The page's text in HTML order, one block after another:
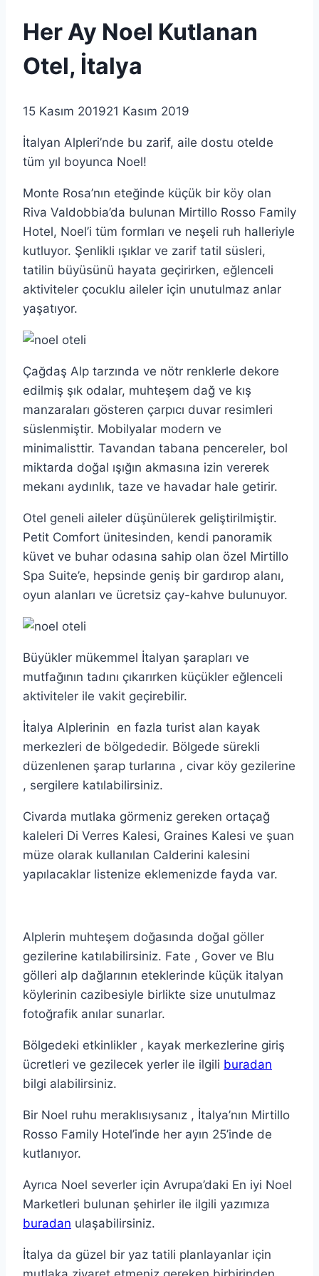
Her Ay Noel Kutlanan
Otel, İtalya
15 Kasım 201921 Kasım 2019
İtalyan Alpleri’nde bu zarif, aile dostu otelde
tüm yıl boyunca Noel!
Monte Rosa’nın eteğinde küçük bir köy olan
Riva Valdobbia’da bulunan Mirtillo Rosso Family
Hotel, Noel’i tüm formları ve neşeli ruh halleriyle
kutluyor. Şenlikli ışıklar ve zarif tatil süsleri,
tatilin büyüsünü hayata geçirirken, eğlenceli
aktiviteler çocuklu aileler için unutulmaz anlar
yaşatıyor.
Çağdaş Alp tarzında ve nötr renklerle dekore
edilmiş şık odalar, muhteşem dağ ve kış
manzaraları gösteren çarpıcı duvar resimleri
süslenmiştir. Mobilyalar modern ve
minimalisttir. Tavandan tabana pencereler, bol
miktarda doğal ışığın akmasına izin vererek
mekanı aydınlık, taze ve havadar hale getirir.
Otel geneli aileler düşünülerek geliştirilmiştir.
Petit Comfort ünitesinden, kendi panoramik
küvet ve buhar odasına sahip olan özel Mirtillo
Spa Suite’e, hepsinde geniş bir gardırop alanı,
oyun alanları ve ücretsiz çay-kahve bulunuyor.
Büyükler mükemmel İtalyan şarapları ve
mutfağının tadını çıkarırken küçükler eğlenceli
aktiviteler ile vakit geçirebilir.
İtalya Alplerinin en fazla turist alan kayak
merkezleri de bölgededir. Bölgede sürekli
düzenlenen şarap turlarına , civar köy gezilerine
, sergilere katılabilirsiniz.
Civarda mutlaka görmeniz gereken ortaçağ
kaleleri Di Verres Kalesi, Graines Kalesi ve şuan
müze olarak kullanılan Calderini kalesini
yapılacaklar listenize eklemenizde fayda var.
Alplerin muhteşem doğasında doğal göller
gezilerine katılabilirsiniz. Fate , Gover ve Blu
gölleri alp dağlarının eteklerinde küçük italyan
köylerinin cazibesiyle birlikte size unutulmaz
fotoğrafik anılar sunarlar.
Bölgedeki etkinlikler , kayak merkezlerine giriş
ücretleri ve gezilecek yerler ile ilgili buradan
bilgi alabilirsiniz.
Bir Noel ruhu meraklısıysanız , İtalya’nın Mirtillo
Rosso Family Hotel’inde her ayın 25’inde de
kutlanıyor.
Ayrıca Noel severler için Avrupa’daki En iyi Noel
Marketleri bulunan şehirler ile ilgili yazımıza
buradan ulaşabilirsiniz.
İtalya da güzel bir yaz tatili planlayanlar için